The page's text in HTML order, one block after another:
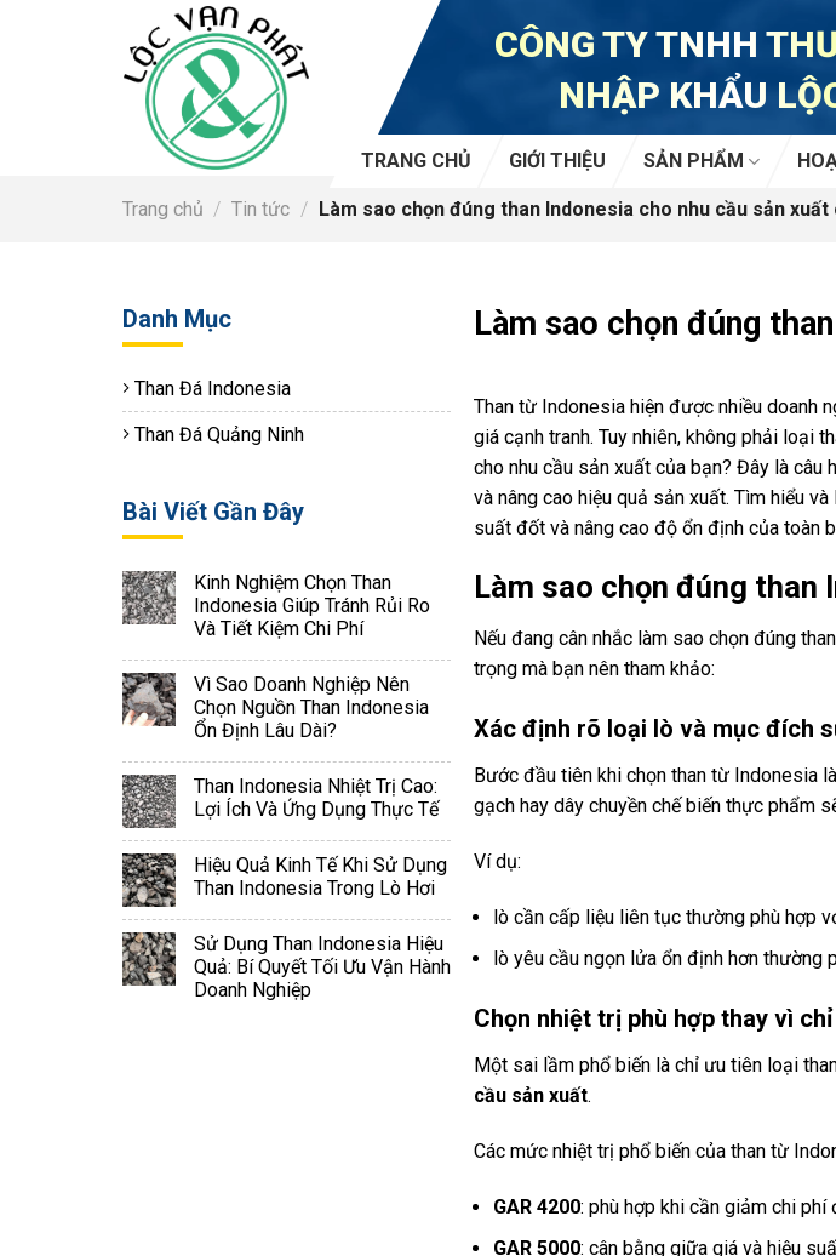
CÔNG TY TNHH
NHẬP KHẨU
TRANG CHỦ GIỚI THIỆU SẢN PHẨM
Trang chủ / Tin tức / Làm sao chọn đúng than Indonesia cho nhu cầu sản xuất
Danh Mục
Than Đá Indonesia
Than Đá Quảng Ninh
Bài Viết Gần Đây
Kinh Nghiệm Chọn Than
Indonesia Giúp Tránh Rủi Ro
Và Tiết Kiệm Chi Phí
Vì Sao Doanh Nghiệp Nên
Chọn Nguồn Than Indonesia
Ổn Định Lâu Dài?
Than Indonesia Nhiệt Trị Cao:
Lợi Ích Và Ứng Dụng Thực Tế
Hiệu Quả Kinh Tế Khi Sử Dụng
Than Indonesia Trong Lò Hơi
Sử Dụng Than Indonesia Hiệu
Quả: Bí Quyết Tối Ưu Vận Hành
Doanh Nghiệp
Làm sao chọn đúng
Than từ Indonesia hiện được nhiều doanh
giá cạnh tranh. Tuy nhiên, không phải loại
cho nhu cầu sản xuất của bạn? Đây là câu
và nâng cao hiệu quả sản xuất. Tìm hiểu
suất đốt và nâng cao độ ổn định của toàn
Làm sao chọn đúng than
Nếu đang cân nhắc làm sao chọn đúng
trọng mà bạn nên tham khảo:
Xác định rõ loại lò và mục đích
Bước đầu tiên khi chọn than từ Indonesia
gạch hay dây chuyền chế biến thực phẩm
Ví dụ:
lò cần cấp liệu liên tục thường phù hợp
lò yêu cầu ngọn lửa ổn định hơn thường
Chọn nhiệt trị phù hợp thay vì
Một sai lầm phổ biến là chỉ ưu tiên loại
cầu sản xuất.
Các mức nhiệt trị phổ biến của than từ
GAR 4200: phù hợp khi cần giảm chi phí
GAR 5000: cân bằng giữa giá và hiệu